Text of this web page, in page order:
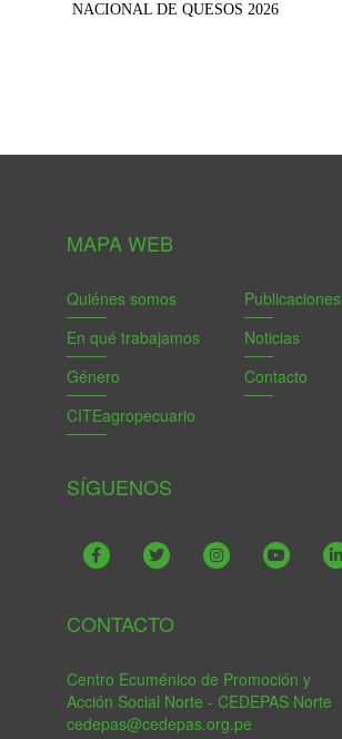
NACIONAL DE QUESOS 2026
MAPA WEB
Quiénes somos
En qué trabajamos
Género
CITEagropecuario
Publicaciones
Noticias
Contacto
SÍGUENOS
CONTACTO
Centro Ecuménico de Promoción y
Acción Social Norte - CEDEPAS Norte
cedepas@cedepas.org.pe